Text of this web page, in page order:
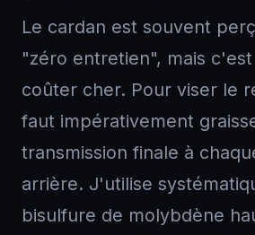
Le cardan est souvent
"zéro entretien", mais
coûter cher. Pour viser le
faut impérativement
transmission finale à
arrière. J'utilise
bisulfure de molybdène